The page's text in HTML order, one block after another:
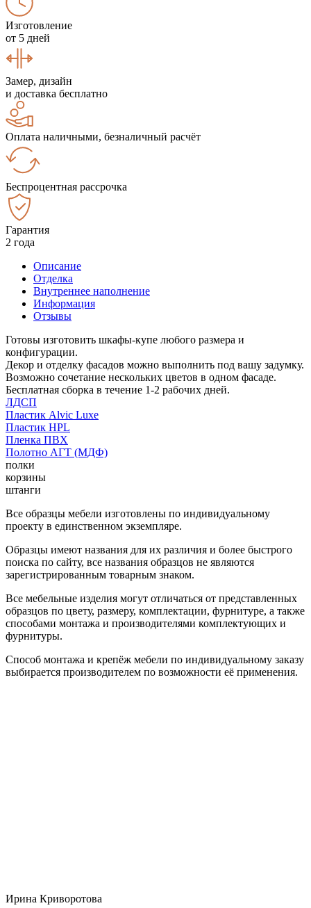
Изготовление
от 5 дней
Замер, дизайн
и доставка бесплатно
Оплата наличными, безналичный расчёт
Беспроцентная рассрочка
Гарантия
2 года
Описание
Отделка
Внутреннее наполнение
Информация
Отзывы
Готовы изготовить шкафы-купе любого размера и
конфигурации.
Декор и отделку фасадов можно выполнить под вашу задумку.
Возможно сочетание нескольких цветов в одном фасаде.
Бесплатная сборка в течение 1-2 рабочих дней.
ЛДСП
Пластик Alvic Luxe
Пластик HPL
Пленка ПВХ
Полотно АГТ (МДФ)
полки
корзины
штанги
Все образцы мебели изготовлены по индивидуальному
проекту в единственном экземпляре.
Образцы имеют названия для их различия и более быстрого
поиска по сайту, все названия образцов не являются
зарегистрированным товарным знаком.
Все мебельные изделия могут отличаться от представленных
образцов по цвету, размеру, комплектации, фурнитуре, а также
способами монтажа и производителями комплектующих и
фурнитуры.
Способ монтажа и крепёж мебели по индивидуальному заказу
выбирается производителем по возможности её применения.
Ирина Криворотова